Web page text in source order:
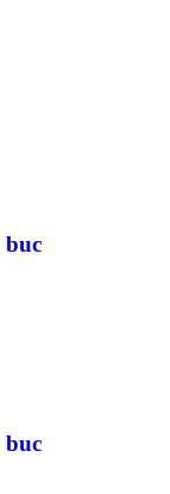
buc
buc